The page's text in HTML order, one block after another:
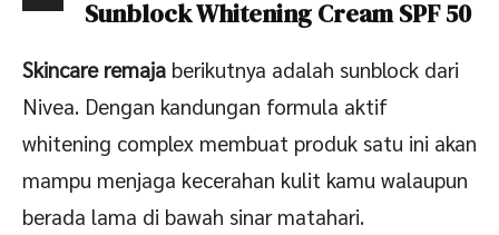
Sunblock Whitening Cream SPF 50
Skincare remaja berikutnya adalah sunblock dari
Nivea. Dengan kandungan formula aktif
whitening complex membuat produk satu ini akan
mampu menjaga kecerahan kulit kamu walaupun
berada lama di bawah sinar matahari.